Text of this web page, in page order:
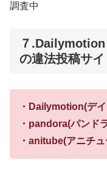
調査中
７
の違法投稿サイ
・Dailymotion(デ
・pandora(パンド
・anitube(アニチ